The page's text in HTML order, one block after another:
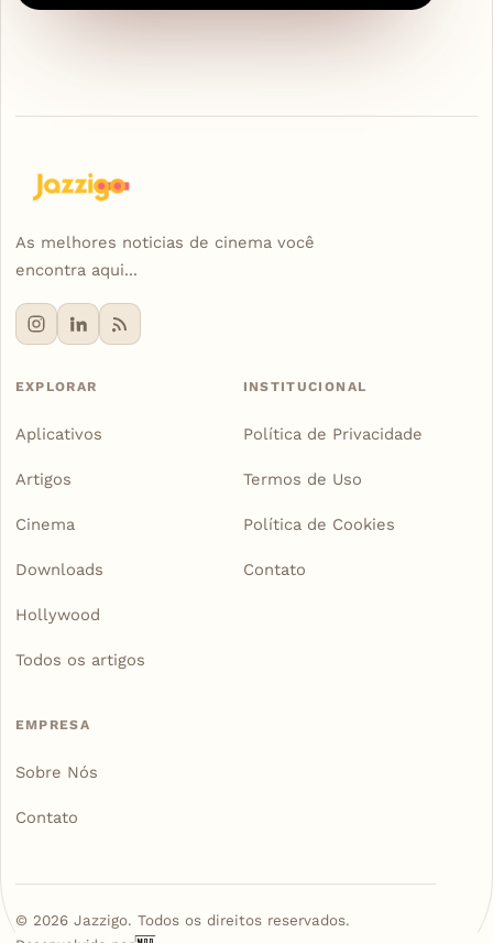
As melhores noticias de cinema você
encontra aqui...
EXPLORAR
Aplicativos
Artigos
Cinema
Downloads
Hollywood
Todos os artigos
INSTITUCIONAL
Política de Privacidade
Termos de Uso
Política de Cookies
Contato
EMPRESA
Sobre Nós
Contato
© 2026Jazzigo. Todos os direitos reservados.